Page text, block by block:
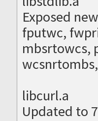
Exposed
fputwc,
mbsrtowcs,
libcurl.a
Updated to